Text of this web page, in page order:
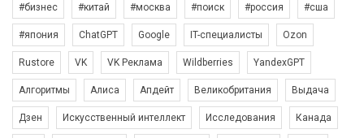
#бизнес #китай #москва #поиск #россия #сша
#япония ChatGPT Google IT-специалисты Ozon
Rustore VK VK Реклама Wildberries YandexGPT
Алгоритмы Алиса Апдейт Великобритания Выдача
Дзен Искусственный интеллект Исследования Канада